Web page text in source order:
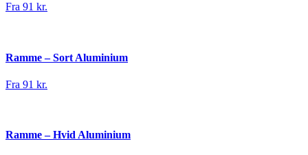
Fra 91 kr.
Ramme – Sort Aluminium
Fra 91 kr.
Ramme – Hvid Aluminium